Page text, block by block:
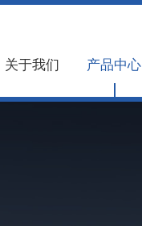
关于我们 产品中心